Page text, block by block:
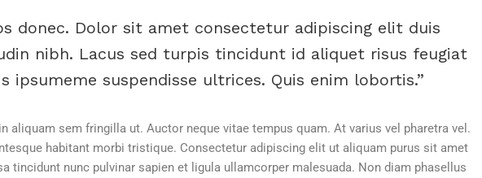
donec. Dolor sit amet consectetur adipiscing elit duis
nibh. Lacus sed turpis tincidunt id aliquet risus feugiat
ipsumeme suspendisse ultrices. Quis enim lobortis.
aliquam sem fringilla ut. Auctor neque vitae tempus quam. At varius vel pharetra vel.
habitant morbi tristique. Consectetur adipiscing elit ut aliquam purus sit amet
tincidunt nunc pulvinar sapien et ligula ullamcorper malesuada. Non diam phasellus